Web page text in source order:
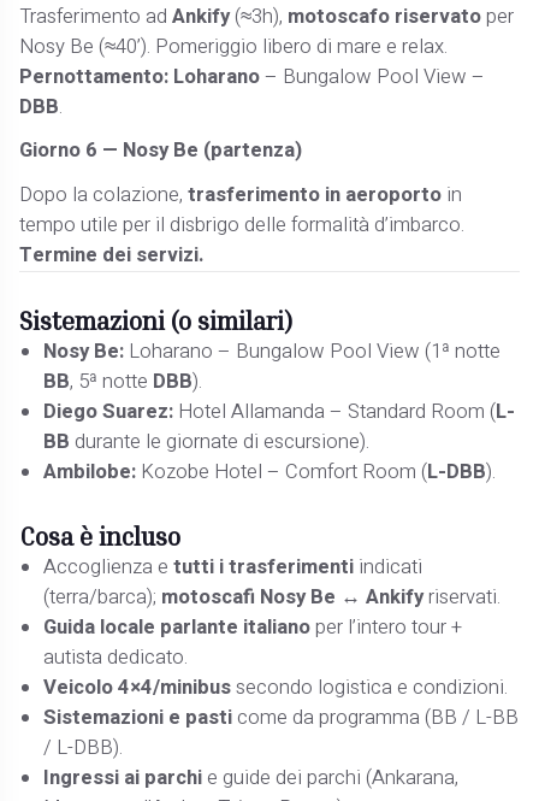
Trasferimento adAnkify(≈3h), motoscafo riservatoper
Nosy Be (≈40’). Pomeriggio libero di mare e relax.
Pernottamento: Loharano– Bungalow Pool View –
DBB.
Giorno 6 — Nosy Be (partenza)
Dopo la colazione,trasferimento in aeroporto in
tempo utile per il disbrigo delle formalità d’imbarco.
Termine dei servizi.
Sistemazioni (o similari)
Nosy Be: Loharano – Bungalow Pool View (1ª notte
BB, 5ª notte DBB).
Diego Suarez: Hotel Allamanda – Standard Room (L-
BB durante le giornate di escursione).
Ambilobe: Kozobe Hotel – Comfort Room (L-DBB).
Cosa è incluso
Accoglienza etutti i trasferimenti indicati
(terra/barca); motoscafi Nosy Be ↔ Ankifyriservati.
Guida locale parlante italianoper l’intero tour +
autista dedicato.
Veicolo 4×4/minibussecondo logistica e condizioni.
Sistemazioni e pasticome da programma (BB / L-BB
/ L-DBB).
Ingressi ai parchie guide dei parchi (Ankarana,